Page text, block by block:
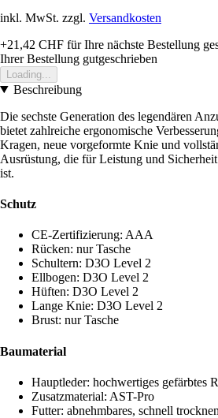
inkl. MwSt. zzgl. Versandkosten
+21,42 CHF für Ihre nächste Bestellung
Ihrer Bestellung gutgeschrieben
Loading...
Beschreibung
Die sechste Generation des legendären
bietet zahlreiche ergonomische
Kragen, neue vorgeformte Knie und
Ausrüstung, die für Leistung und
ist.
Schutz
CE-Zertifizierung: AAA
Rücken: nur Tasche
Schultern: D3O Level 2
Ellbogen: D3O Level 2
Hüften: D3O Level 2
Lange Knie: D3O Level 2
Brust: nur Tasche
Baumaterial
Hauptleder: hochwertiges gefärbtes
Zusatzmaterial: AST-Pro
Futter: abnehmbares, schnell